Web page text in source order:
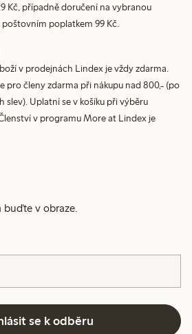
Kč, případně doručení na vybranou
poplatkem 99 Kč.
v prodejnách Lindex je vždy zdarma.
pro členy zdarma při nákupu nad 800,- (po
slev). Uplatní se v košíku při výběru
v programu More at Lindex je
buďte v obraze.
se k odběru